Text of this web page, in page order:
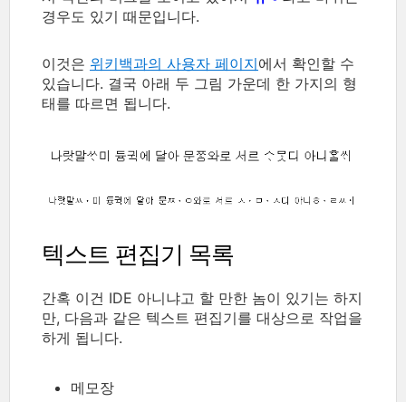
경우도 있기 때문입니다.
이것은 위키백과의 사용자 페이지에서 확인할 수
있습니다. 결국 아래 두 그림 가운데 한 가지의 형
태를 따르면 됩니다.
텍스트 편집기 목록
간혹 이건 IDE 아니냐고 할 만한 놈이 있기는 하지
만, 다음과 같은 텍스트 편집기를 대상으로 작업을
하게 됩니다.
메모장